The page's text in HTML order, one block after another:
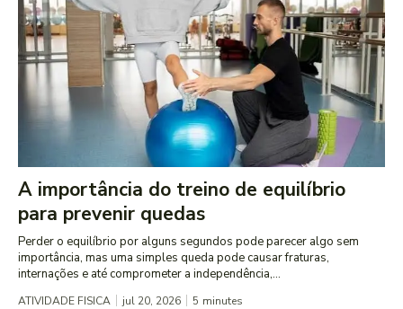
A importância do treino de equilíbrio
para prevenir quedas
Perder o equilíbrio por alguns segundos pode parecer algo sem
importância, mas uma simples queda pode causar fraturas,
internações e até comprometer a independência,...
ATIVIDADE FISICA jul 20, 2026 5 minutes